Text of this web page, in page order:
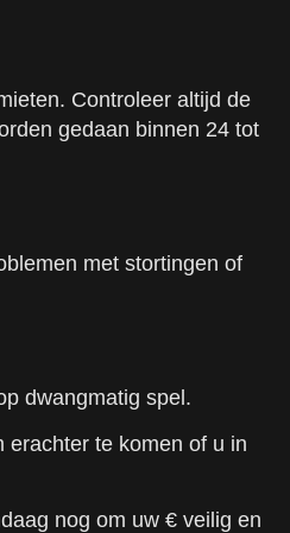
Controleer altijd de
gedaan binnen 24 tot
met stortingen of
dwangmatig spel.
erachter te komen of u in
nog om uw € veilig en